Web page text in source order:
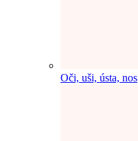
Oči, uši, ústa, nos